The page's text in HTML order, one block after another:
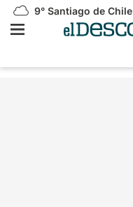
9° Santiago de Chile